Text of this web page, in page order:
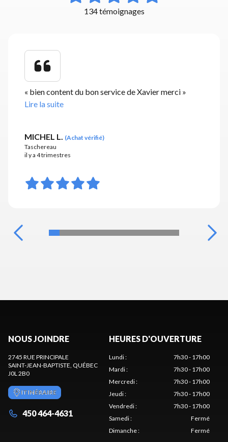
134 témoignages
« bien content du bon service de Xavier merci »
Lire la suite
MICHEL L. (Achat vérifié)
Taschereau
il y a 4 trimestres
NOUS JOINDRE
2745 RUE PRINCIPALE
SAINT-JEAN-BAPTISTE , QUÉBEC
J0L 2B0
ITINÉRAIRE
450 464-4631
HEURES D'OUVERTURE
Lundi:
7h30 - 17h00
Mardi:
7h30 - 17h00
Mercredi:
7h30 - 17h00
Jeudi:
7h30 - 17h00
Vendredi:
7h30 - 17h00
Samedi:
Fermé
Dimanche: Fermé